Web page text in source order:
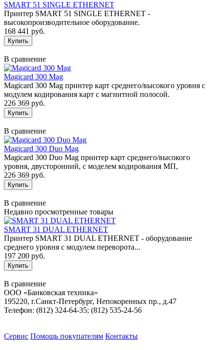
SMART 51 SINGLE ETHERNET
Принтер SMART 51 SINGLE ETHERNET -
высокопроизводительное оборудование.
168 441 руб.
В сравнение
Magicard 300 Mag
Magicard 300 Mag принтер карт среднего/высокого уровня с
модулем кодирования карт с магнитной полосой.
226 369 руб.
В сравнение
Magicard 300 Duo Mag
Magicard 300 Duo Mag принтер карт среднего/высокого
уровня, двусторонний, с моделем кодирования МП,
226 369 руб.
В сравнение
Недавно просмотренные товары
SMART 31 DUAL ETHERNET
Принтер SMART 31 DUAL ETHERNET - оборудование
среднего уровня с модулем переворота...
197 200 руб.
В сравнение
ООО «Банковская техника»
195220, г.Санкт-Петербург, Непокоренных пр., д.47
Телефон: (812) 324-64-35; (812) 535-24-56
Сервис Помощь покупателям Контакты